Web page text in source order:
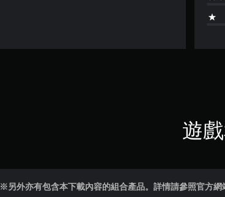
遊
※另外亦有包含本下載內容的組合產品。詳情請參照官